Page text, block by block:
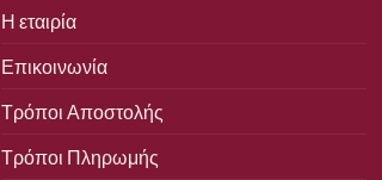
Η εταιρία
Επικοινωνία
Τρόποι Αποστολής
Τρόποι Πληρωμής